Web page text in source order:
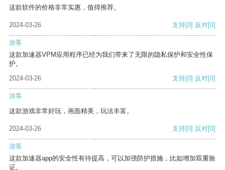
这款软件的价格非常实惠，值得推荐。
2024-03-26 支持[0] 反对[0]
游客
这款加速器VPM应用程序已经为我们带来了无限的隐私保护和安全性保
护。
2024-03-26
支持[0] 反对[0]
游客
这款游戏非常好玩，画面精美，玩法丰富。
2024-03-26 支持[0] 反对[0]
游客
这款加速器app的安全性有待提高，可以加强防护措施，比如增加双重验
证。